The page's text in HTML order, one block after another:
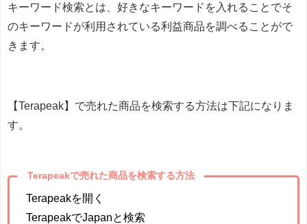
キーワード検索とは、好きなキーワードを入れることでそ
のキーワードが利用されている利益商品を調べることがで
きます。
【Terapeak】で売れた商品を検索する方法は下記になりま
す。
Terapeakで売れた商品を検索する方法
Terapeakを開く
TerapeakでJapanと検索